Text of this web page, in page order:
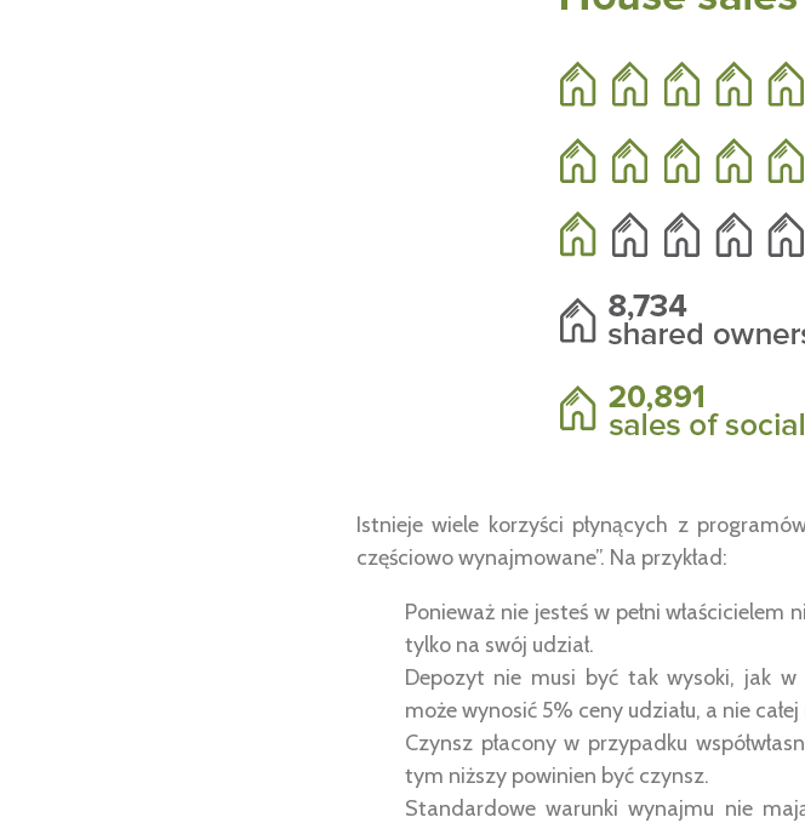
Istnieje wiele korzyści płynących z
częściowo wynajmowane”. Na przykład:
Ponieważ nie jesteś w pełni
tylko na swój udział.
Depozyt nie musi być tak wysoki, jak w
może wynosić 5% ceny udziału, a nie
Czynsz płacony w przypadku
tym niższy powinien być czynsz.
Standardowe warunki wynajmu nie